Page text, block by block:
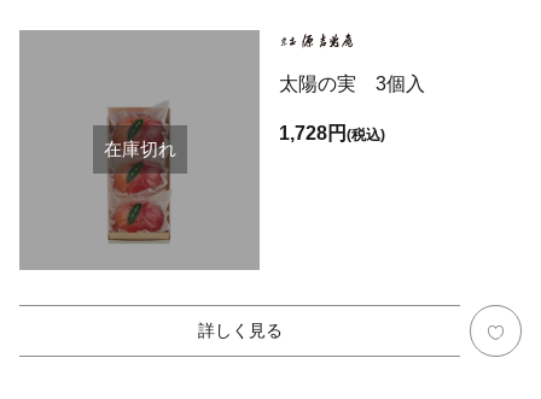
在庫切れ
太陽の実 3個入
1,728円(税込)
詳しく見る